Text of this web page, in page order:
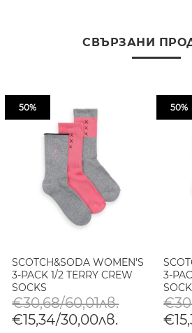
СВЪРЗАНИ
50%
SCOTCH&SODA WOMEN'S
3-PACK 1/2 TERRY CREW
SOCKS
€30,68/60,01лв.
€15,34/30,00лв.
50%
3-